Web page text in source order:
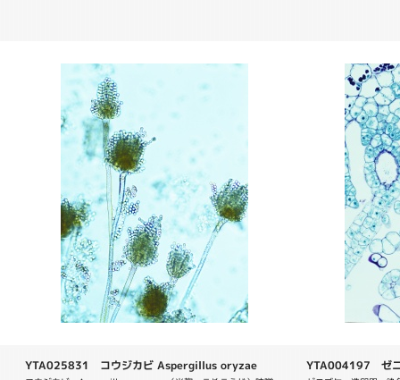
YTA025831 コウジカビ Aspergillus oryzae YTA004197 ゼ